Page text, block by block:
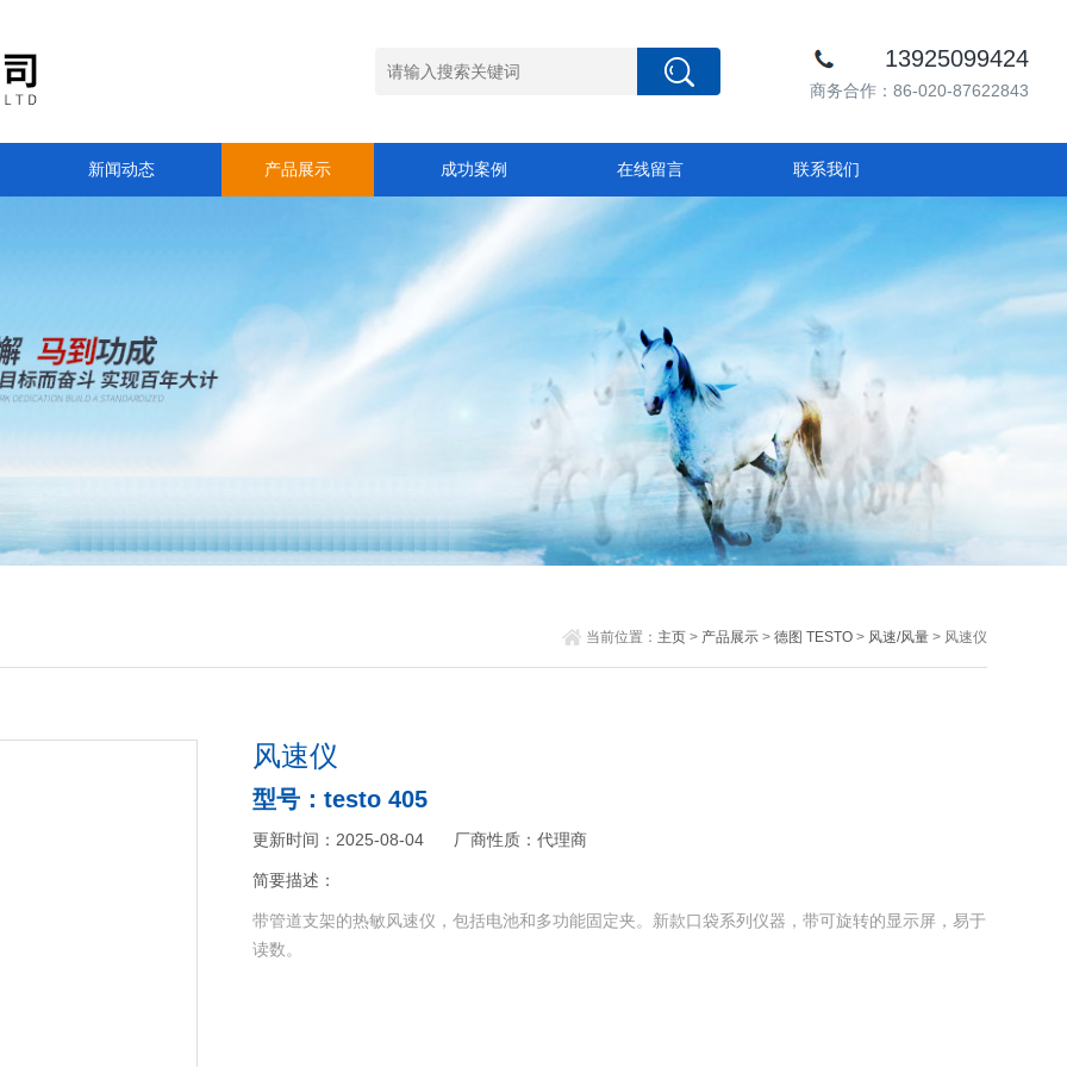
13925099424
商务合作：86-020-87622843
新闻动态 产品展示 成功案例 在线留言 联系我们
当前位置： 主页> 产品展示> 德图 TESTO> 风速/风量> 风速仪
风速仪
型号：testo 405
更新时间：2025-08-04 厂商性质：代理商
简要描述：
带管道支架的热敏风速仪，包括电池和多功能固定夹。新款口袋系列仪器，带可旋转的显示屏，易于
读数。